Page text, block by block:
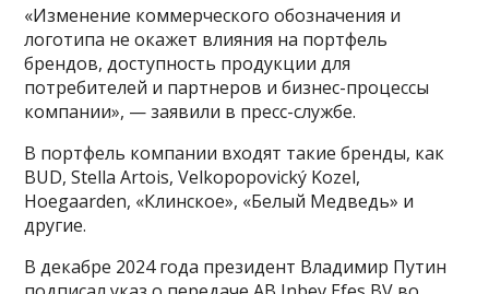
«Изменение коммерческого обозначения и
логотипа не окажет влияния на портфель
брендов, доступность продукции для
потребителей и партнеров и бизнес-процессы
компании», — заявили в пресс-службе.
В портфель компании входят такие бренды, как
BUD, Stella Artois, Velkopopovický Kozel,
Hoegaarden, «Клинское», «Белый Медведь» и
другие.
В декабре 2024 года президент Владимир Путин